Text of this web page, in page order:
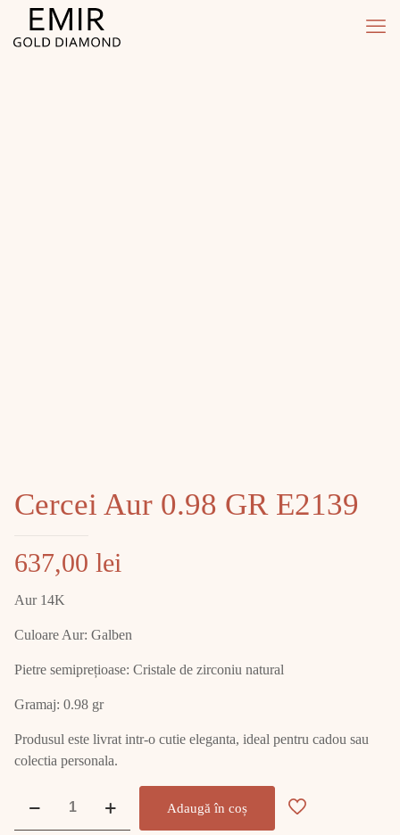
Cercei Aur 0.98 GR E2139
637,00 lei
Aur 14K
Culoare Aur: Galben
Pietre semiprețioase: Cristale de zirconiu natural
Gramaj: 0.98 gr
Produsul este livrat intr-o cutie eleganta, ideal pentru cadou sau
colectia personala.
Adaugă în coș